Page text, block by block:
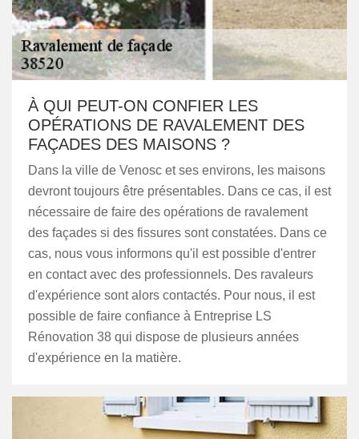
À QUI PEUT-ON CONFIER LES
OPÉRATIONS DE RAVALEMENT DES
FAÇADES DES MAISONS ?
Dans la ville de Venosc et ses environs, les maisons
devront toujours être présentables. Dans ce cas, il est
nécessaire de faire des opérations de ravalement
des façades si des fissures sont constatées. Dans ce
cas, nous vous informons qu'il est possible d'entrer
en contact avec des professionnels. Des ravaleurs
d'expérience sont alors contactés. Pour nous, il est
possible de faire confiance à Entreprise LS
Rénovation 38 qui dispose de plusieurs années
d'expérience en la matière.